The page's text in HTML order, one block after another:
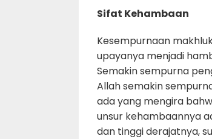
Sifat Kehambaan
Kesempurnaan
upayanya menjadi
Semakin sempurna
Allah semakin
ada yang mengira
unsur kehambaannya
dan tinggi derajatnya,